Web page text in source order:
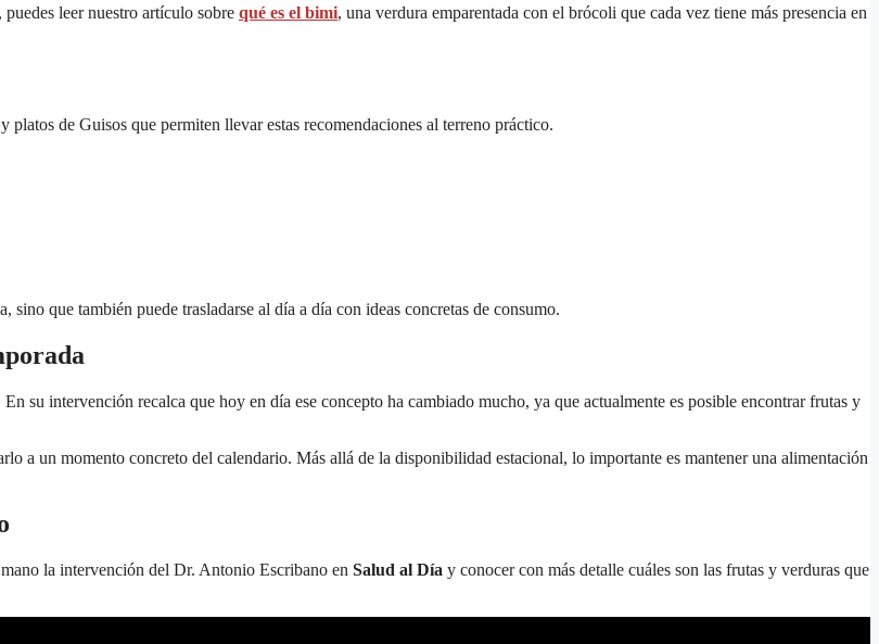
leer nuestro artículo sobre qué es el bimi, una verdura emparentada con el brócoli que cada vez tiene más presencia en
de Guisos que permiten llevar estas recomendaciones al terreno práctico.
que también puede trasladarse al día a día con ideas concretas de consumo.
En su intervención recalca que hoy en día ese concepto ha cambiado mucho, ya que actualmente es posible encontrar frutas y
a un momento concreto del calendario. Más allá de la disponibilidad estacional, lo importante es mantener una alimentación
la intervención del Dr. Antonio Escribano en Salud al Día y conocer con más detalle cuáles son las frutas y verduras que